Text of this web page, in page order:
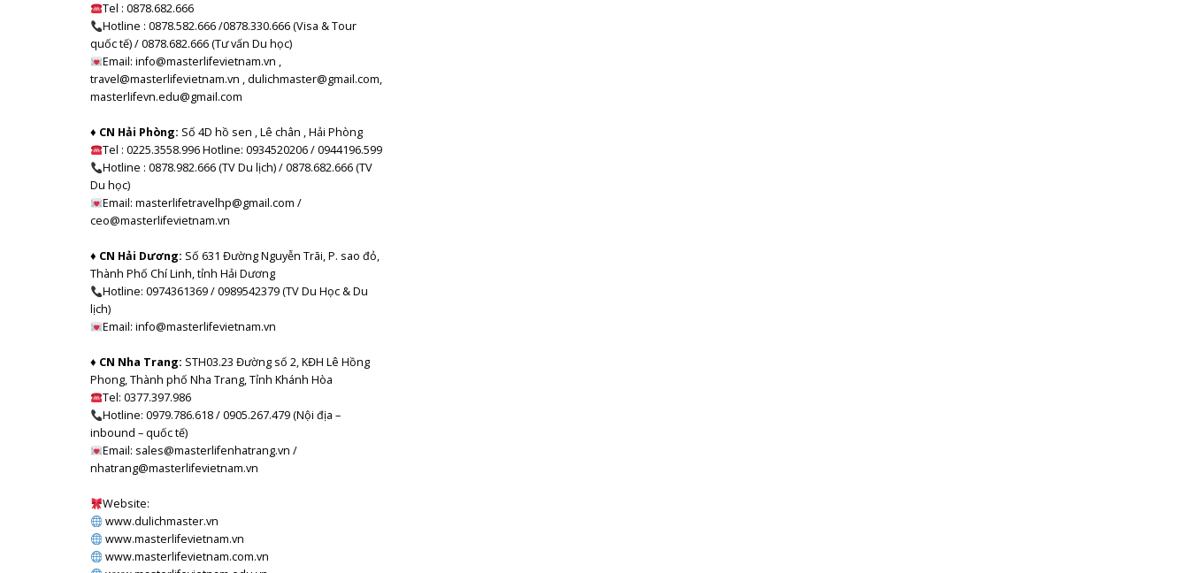
Tel :0878.682.666
Hotline : 0878.582.666 /0878.330.666 (Visa & Tour
quốc tế) / 0878.682.666 (Tư vấn Du học)
Email: info@masterlifevietnam.vn ,
travel@masterlifevietnam.vn , dulichmaster@gmail.com,
masterlifevn.edu@gmail.com
♦ CN Hải Phòng: Số 4D hồ sen , Lê chân , Hải Phòng
Tel : 0225.3558.996 Hotline: 0934520206 / 0944196.599
Hotline : 0878.982.666 (TV Du lịch) / 0878.682.666 (TV
Du học)
Email: masterlifetravelhp@gmail.com /
ceo@masterlifevietnam.vn
♦ CN Hải Dương: Số 631 Đường Nguyễn Trãi, P. sao đỏ,
Thành Phố Chí Linh, tỉnh Hải Dương
Hotline: 0974361369 / 0989542379 (TV Du Học & Du
lịch)
Email: info@masterlifevietnam.vn
♦ CN Nha Trang: STH03.23 Đường số 2, KĐH Lê Hồng
Phong, Thành phố Nha Trang, Tỉnh Khánh Hòa
Tel: 0377.397.986
Hotline: 0979.786.618 / 0905.267.479 (Nội địa –
inbound – quốc tế)
Email: sales@masterlifenhatrang.vn /
nhatrang@masterlifevietnam.vn
Website:
www.dulichmaster.vn
www.masterlifevietnam.vn
www.masterlifevietnam.com.vn